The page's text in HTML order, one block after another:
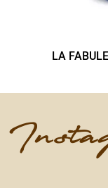
LA